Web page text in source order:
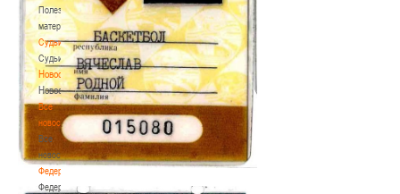
Полезные
материалы
Судьи
Судьи
Новости
Новости
Все
новости
Все
новости
Федерация
Федерация